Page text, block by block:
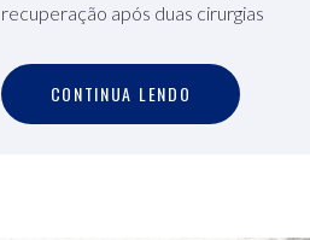
recuperação após duas cirurgias
CO NTINUA L END O
CONTINUA LENDO